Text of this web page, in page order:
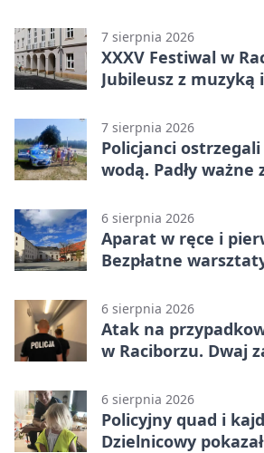
7 sierpnia 2026
XXXV Festiwal w
Jubileusz z muzyką
7 sierpnia 2026
Policjanci
wodą. Padły ważne
6 sierpnia 2026
Aparat w ręce i
Bezpłatne
6 sierpnia 2026
Atak na
w Raciborzu. Dwaj
6 sierpnia 2026
Policyjny quad i
Dzielnicowy